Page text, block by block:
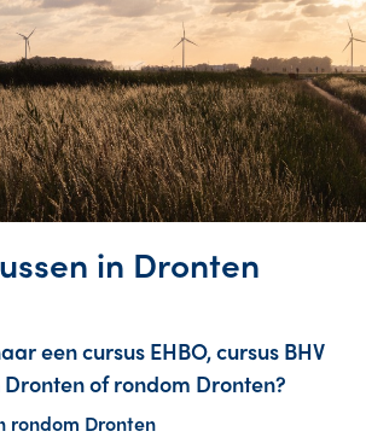
in Dronten
een cursus EHBO, cursus BHV
Dronten of rondom Dronten?
rondom Dronten